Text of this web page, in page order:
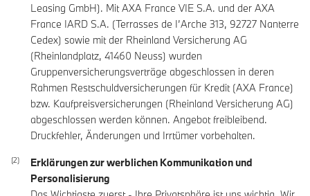
Leasing GmbH). Mit AXA France VIE S.A. und der AXA
France IARD S.A. (Terrasses de I’Arche 313, 92727 Nanterre
Cedex) sowie mit der Rheinland Versicherung AG
(Rheinlandplatz, 41460 Neuss) wurden
Gruppenversicherungsverträge abgeschlossen in deren
Rahmen Restschuldversicherungen für Kredit (AXA France)
bzw. Kaufpreisversicherungen (Rheinland Versicherung AG)
abgeschlossen werden können. Angebot freibleibend.
Druckfehler, Änderungen und Irrtümer vorbehalten.
Erklärungen zur werblichen Kommunikation und
Personalisierung